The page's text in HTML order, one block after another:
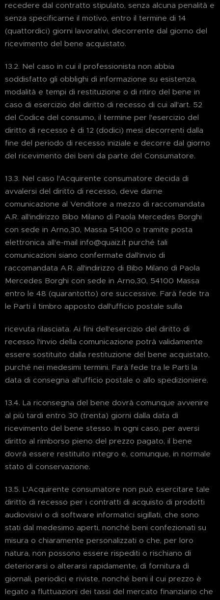
recedere dal contratto stipulato, senza alcuna penalità e
senza specificarne il motivo, entro il termine di 14
(quattordici) giorni lavorativi, decorrente dal giorno del
ricevimento del bene acquistato.
13.2. Nel caso in cui il professionista non abbia
soddisfatto gli obblighi di informazione su esistenza,
modalità e tempi di restituzione o di ritiro del bene in
caso di esercizio del diritto di recesso di cui all'art. 52
del Codice del consumo, il termine per l'esercizio del
diritto di recesso è di 12 (dodici) mesi decorrenti dalla
fine del periodo di recesso iniziale e decorre dal giorno
del ricevimento dei beni da parte del Consumatore.
13.3. Nel caso l'Acquirente consumatore decida di
avvalersi del diritto di recesso, deve darne
comunicazione al Venditore a mezzo di raccomandata
A.R. all'indirizzo Bibo Milano di Paola Mercedes Borghi
con sede in Arno,30, Massa 54100 o tramite posta
elettronica all'e-mail info@quaiz.it purché tali
comunicazioni siano confermate dall'invio di
raccomandata A.R. all'indirizzo di Bibo Milano di Paola
Mercedes Borghi con sede in Arno,30, 54100 Massa
entro le 48 (quarantotto) ore successive. Farà fede tra
le Parti il timbro apposto dall'ufficio postale sulla
ricevuta rilasciata. Ai fini dell'esercizio del diritto di
recesso l'invio della comunicazione potrà validamente
essere sostituito dalla restituzione del bene acquistato,
purché nei medesimi termini. Farà fede tra le Parti la
data di consegna all'ufficio postale o allo spedizioniere.
13.4. La riconsegna del bene dovrà comunque avvenire
al più tardi entro 30 (trenta) giorni dalla data di
ricevimento del bene stesso. In ogni caso, per aversi
diritto al rimborso pieno del prezzo pagato, il bene
dovrà essere restituito integro e, comunque, in normale
stato di conservazione.
13.5. L'Acquirente consumatore non può esercitare tale
diritto di recesso per i contratti di acquisto di prodotti
audiovisivi o di software informatici sigillati, che sono
stati dal medesimo aperti, nonché beni confezionati su
misura o chiaramente personalizzati o che, per loro
natura, non possono essere rispediti o rischiano di
deteriorarsi o alterarsi rapidamente, di fornitura di
giornali, periodici e riviste, nonché beni il cui prezzo è
legato a fluttuazioni dei tassi del mercato finanziario che